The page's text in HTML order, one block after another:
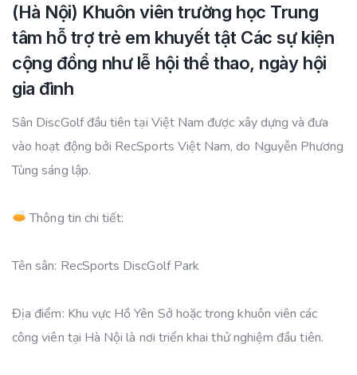
(Hà Nội) Khuôn viên trường học Trung
tâm hỗ trợ trẻ em khuyết tật Các sự kiện
cộng đồng như lễ hội thể thao, ngày hội
gia đình
Sân DiscGolf đầu tiên tại Việt Nam được xây dựng và đưa
vào hoạt động bởi RecSports Việt Nam, do Nguyễn Phương
Tùng sáng lập.
Thông tin chi tiết:
Tên sân: RecSports DiscGolf Park
Địa điểm: Khu vực Hồ Yên Sở hoặc trong khuôn viên các
công viên tại Hà Nội là nơi triển khai thử nghiệm đầu tiên.